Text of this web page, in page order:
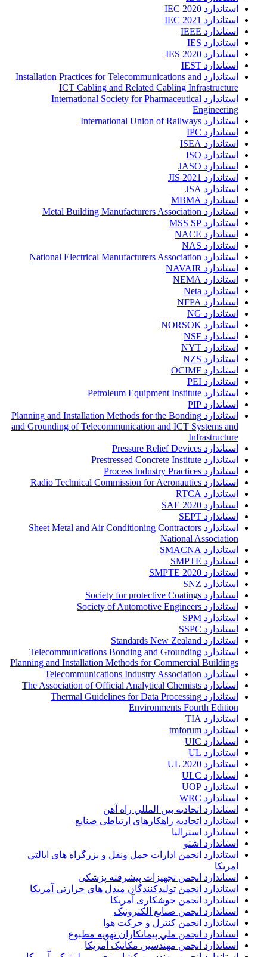
استاندارد IEC 2020
استاندارد IEC 2021
استاندارد IEEE
استاندارد IES
استاندارد IES 2020
استاندارد IEST
استاندارد Installation Practices for Telecommunications and
ICT Cabling and Related Cabling Infrastructure
استاندارد International Society for Pharmaceutical
Engineering
استاندارد International Union of Railways
استاندارد IPC
استاندارد ISEA
استاندارد ISO
استاندارد JASO
استاندارد JIS 2021
استاندارد JSA
استاندارد MBMA
استاندارد Metal Building Manufacturers Association
استاندارد MSS SP
استاندارد NACE
استاندارد NAS
استاندارد National Electrical Manufacturers Association
استاندارد NAVAIR
استاندارد NEMA
استاندارد Neta
استاندارد NFPA
استاندارد NG
استاندارد NORSOK
استاندارد NSF
استاندارد NYT
استاندارد NZS
استاندارد OCIMF
استاندارد PEI
استاندارد Petroleum Equipment Institute
استاندارد PIP
استاندارد Planning and Installation Methods for the Bonding
and Grounding of Telecommunication and ICT Systems and
Infrastructure
استاندارد Pressure Relief Devices
استاندارد Prestressed Concrete Institute
استاندارد Process Industry Practices
استاندارد Radio Technical Commission for Aeronautics
استاندارد RTCA
استاندارد SAE 2020
استاندارد SEPT
استاندارد Sheet Metal and Air Conditioning Contractors
National Association
استاندارد SMACNA
استاندارد SMPTE
استاندارد SMPTE 2020
استاندارد SNZ
استاندارد Society for protective Coatings
استاندارد Society of Automotive Engineers
استاندارد SPM
استاندارد SSPC
استاندارد Standards New Zealand
استاندارد Telecommunications Bonding and Grounding
Planning and Installation Methods for Commercial Buildings
استاندارد Telecommunications Industry Association
استاندارد The Association of Official Analytical Chemists
استاندارد Thermal Guidelines for Data Processing
Environments Fourth Edition
استاندارد TIA
استاندارد tmforum
استاندارد UIC
استاندارد UL
استاندارد UL 2020
استاندارد ULC
استاندارد UOP
استاندارد WRC
استاندارد اتحاديه بين المللي راه آهن
استاندارد اتحادیه راهکارهای ارتباطی صنایع
استاندارد استرالیا
استاندارد اشتو
استاندارد انجمن ادارات حمل ونقل و بزرگراه هاي ايالتي
امريکا
استاندارد انجمن تجهیزات پیشرفته پزشکی
استاندارد انجمن توليدکنندگان مبدل هاي حرارتي آمريکا
استاندارد انجمن جوشکاری آمریکا
استاندارد انجمن صنايع الکترونيک
استاندارد انجمن کنترل و حرکت هوا
استاندارد انجمن ملي پيمانکاران تهويه مطبوع
استاندارد انجمن مهندسين مکانيک آمريکا